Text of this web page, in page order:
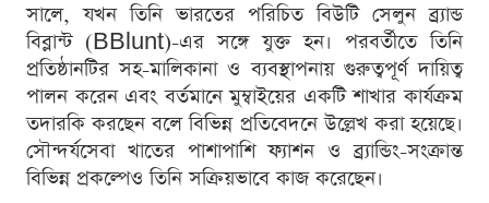
সালে, যখন তিনি ভারতের পরিচিত বিউটি সেলুন ব্র্যান্ড
বিব্লান্ট (BBlunt)-এর সঙ্গে যুক্ত হন। পরবর্তীতে তিনি
প্রতিষ্ঠানটির সহ-মালিকানা ও ব্যবস্থাপনায় গুরুত্বপূর্ণ দায়িত্ব
পালন করেন এবং বর্তমানে মুম্বাইয়ের একটি শাখার কার্যক্রম
তদারকি করছেন বলে বিভিন্ন প্রতিবেদনে উল্লেখ করা হয়েছে।
সৌন্দর্যসেবা খাতের পাশাপাশি ফ্যাশন ও ব্র্যান্ডিং-সংক্রান্ত
বিভিন্ন প্রকল্পেও তিনি সক্রিয়ভাবে কাজ করেছেন।